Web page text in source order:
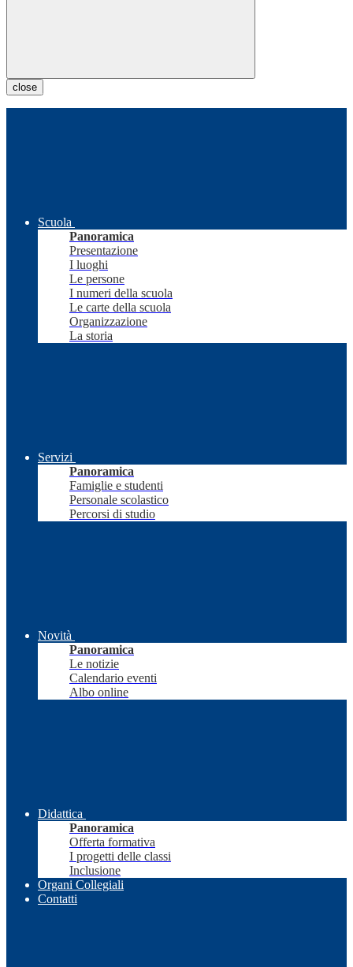
close
Scuola
Panoramica
Presentazione
I luoghi
Le persone
I numeri della scuola
Le carte della scuola
Organizzazione
La storia
Servizi
Panoramica
Famiglie e studenti
Personale scolastico
Percorsi di studio
Novità
Panoramica
Le notizie
Calendario eventi
Albo online
Didattica
Panoramica
Offerta formativa
I progetti delle classi
Inclusione
Organi Collegiali
Contatti